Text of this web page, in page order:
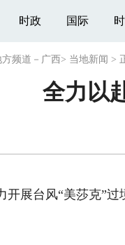
时政 国际
方频道－广西> 当地新闻 >
全力以
开展台风“美莎克”